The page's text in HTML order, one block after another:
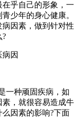
乎自己的形象，一
少年的身心健康。
因素，做到针对性
?
种顽固疾病，如
，就很容易造成牛
因素的影响?下面